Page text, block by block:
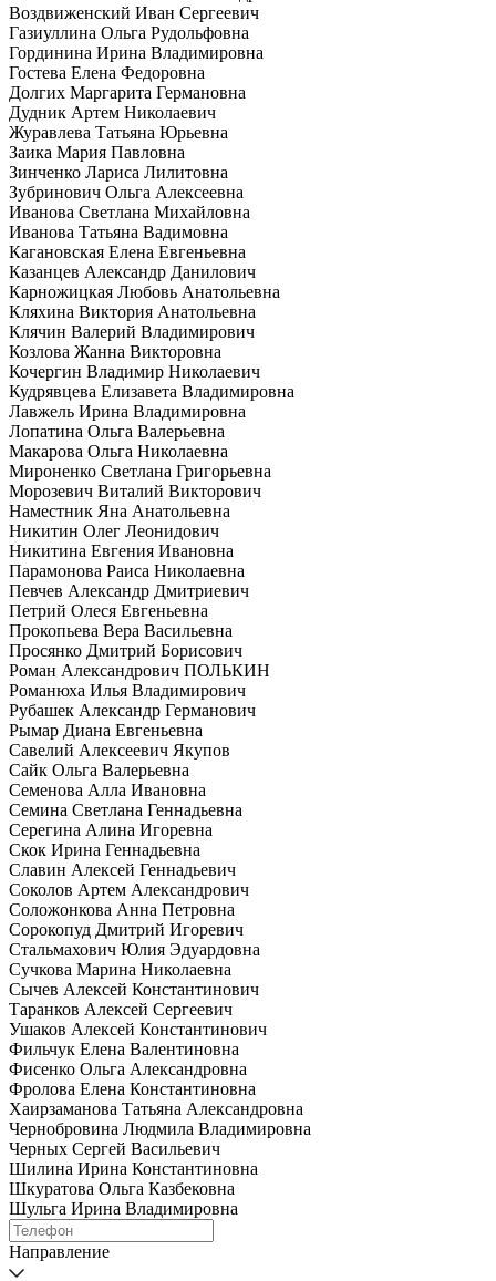
Воздвиженский Иван Сергеевич
Газиуллина Ольга Рудольфовна
Гординина Ирина Владимировна
Гостева Елена Федоровна
Долгих Маргарита Германовна
Дудник Артем Николаевич
Журавлева Татьяна Юрьевна
Заика Мария Павловна
Зинченко Лариса Лилитовна
Зубринович Ольга Алексеевна
Иванова Светлана Михайловна
Иванова Татьяна Вадимовна
Кагановская Елена Евгеньевна
Казанцев Александр Данилович
Карножицкая Любовь Анатольевна
Кляхина Виктория Анатольевна
Клячин Валерий Владимирович
Козлова Жанна Викторовна
Кочергин Владимир Николаевич
Кудрявцева Елизавета Владимировна
Лавжель Ирина Владимировна
Лопатина Ольга Валерьевна
Макарова Ольга Николаевна
Мироненко Светлана Григорьевна
Морозевич Виталий Викторович
Наместник Яна Анатольевна
Никитин Олег Леонидович
Никитина Евгения Ивановна
Парамонова Раиса Николаевна
Певчев Александр Дмитриевич
Петрий Олеся Евгеньевна
Прокопьева Вера Васильевна
Просянко Дмитрий Борисович
Роман Александрович ПОЛЬКИН
Романюха Илья Владимирович
Рубашек Александр Германович
Рымар Диана Евгеньевна
Савелий Алексеевич Якупов
Сайк Ольга Валерьевна
Семенова Алла Ивановна
Семина Светлана Геннадьевна
Серегина Алина Игоревна
Скок Ирина Геннадьевна
Славин Алексей Геннадьевич
Соколов Артем Александрович
Соложонкова Анна Петровна
Сорокопуд Дмитрий Игоревич
Стальмахович Юлия Эдуардовна
Сучкова Марина Николаевна
Сычев Алексей Константинович
Таранков Алексей Сергеевич
Ушаков Алексей Константинович
Фильчук Елена Валентиновна
Фисенко Ольга Александровна
Фролова Елена Константиновна
Хаирзаманова Татьяна Александровна
Чернобровина Людмила Владимировна
Черных Сергей Васильевич
Шилина Ирина Константиновна
Шкуратова Ольга Казбековна
Шульга Ирина Владимировна
Направление